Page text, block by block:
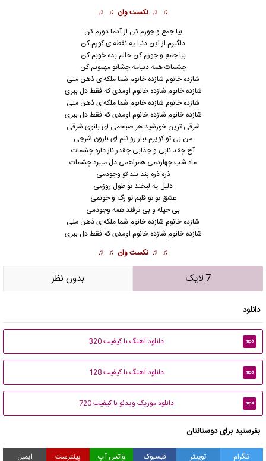
♫ ♫ نکست وان ♫ ♫
بیا جمع و جورم کن از آدما دورم کن
دلگیرم از این دنیا یه نقطه ی کورم کن
بیا جمع و جورم کن حالم بده خوبم کن
چشمات همه دنیامه چشاتو مهمونم کن
شازده خانوم شازده خانوم شما ملکه ی ذهن منی
شازده خانوم شازده خانوم اومدی که فقط دل ببری
شازده خانوم شازده خانوم شما ملکه ی ذهن منی
شازده خانوم شازده خانوم اومدی که فقط دل ببری
شرقی ترین خورشید هر صبحمی ای بانوی شرقی
من بی تو کویرم ببار رو تنم ای بارون شرجی
آخ چقد نابی و جذابی چقدر ناز داره چشمات
ماه شب چهاردمی همراهمی دل میبره چشمات
ذره ذره بند بند تو وجودمی
دلیل یه لبخند تو طول روزمی
عشق تو تو قلبم تو رگ و خونمی
بی حیله و بی ترفند همه وجودمی
شازده خانوم شازده خانوم شما ملکه ی ذهن منی
شازده خانوم شازده خانوم اومدی که فقط دل ببری
♫ ♫ نکست وان ♫ ♫
7 لایک بدون نظر
دانلود
mp3 دانلود آهنگ با کیفیت 320
mp3 دانلود آهنگ با کیفیت 128
mp4 دانلود موزیک ویدئو با کیفیت 720
بفرستید برای دوستانتان
تلگرام توییتر فیسبوک واتس آپ پینترست ایمیل